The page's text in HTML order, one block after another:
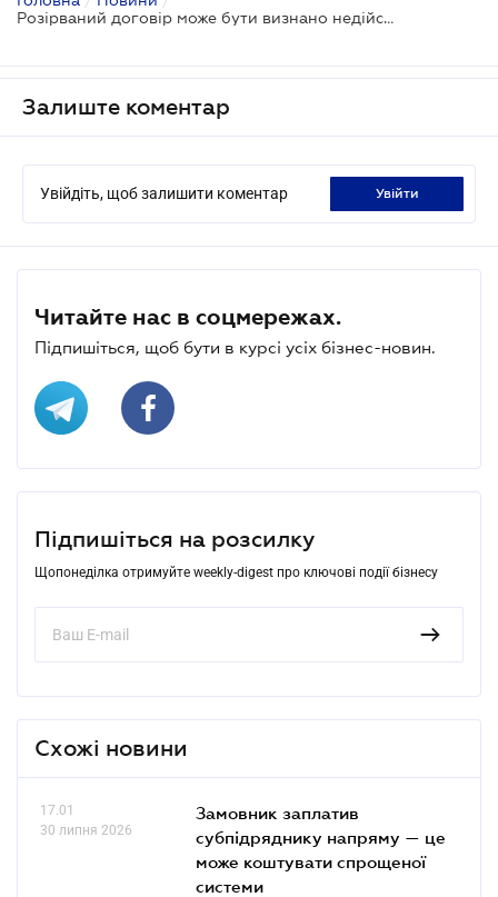
Розірваний договір може бути визнано недійсним
Залиште коментар
Увійдіть, щоб залишити коментар увійти
Читайте нас в соцмережах.
Підпишіться, щоб бути в курсі усіх бізнес-новин.
Підпишіться на розсилку
Щопонеділка отримуйте weekly-digest про ключові події бізнесу
Схожі новини
17.01
30 липня 2026
Замовник заплатив
субпідряднику напряму — це
може коштувати спрощеної
системи